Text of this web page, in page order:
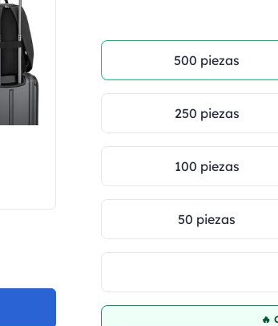
500 piezas
250 piezas
100 piezas
50 piezas
🔥